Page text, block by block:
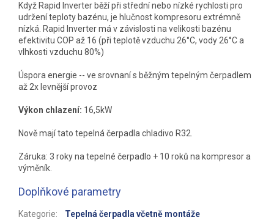
Když Rapid Inverter běží při střední nebo nízké rychlosti pro
udržení teploty bazénu, je hlučnost kompresoru extrémně
nízká. Rapid Inverter má v závislosti na velikosti bazénu
efektivitu COP až 16 (při teplotě vzduchu 26°C, vody 26°C a
vlhkosti vzduchu 80%)
Úspora energie -- ve srovnaní s běžným tepelným čerpadlem
až 2x levnější provoz
Výkon chlazení: 16,5kW
Nově mají tato tepelná čerpadla chladivo R32.
Záruka: 3 roky na tepelné čerpadlo + 10 roků na kompresor a
výměník.
Doplňkové parametry
Kategorie:
Tepelná čerpadla včetně montáže